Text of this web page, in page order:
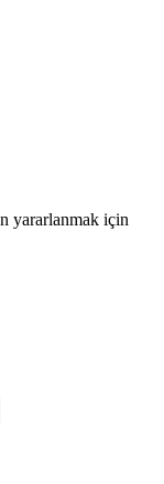
yararlanmak için